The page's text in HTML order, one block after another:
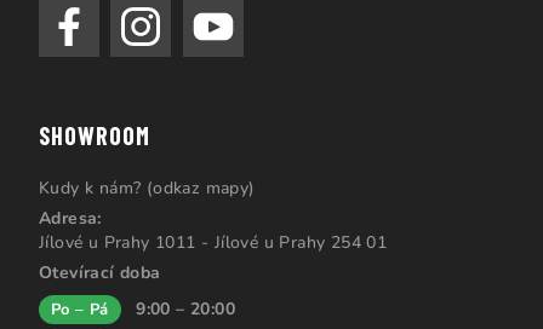
SHOWROOM
Kudy k nám? (odkaz mapy)
Adresa:
Jílové u Prahy 1011 - Jílové u Prahy 254 01
Otevírací doba
Po – Pá 9:00 – 20:00